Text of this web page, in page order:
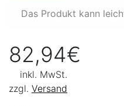
Das Produkt kann
82,94€
inkl. MwSt.
zzgl. Versand